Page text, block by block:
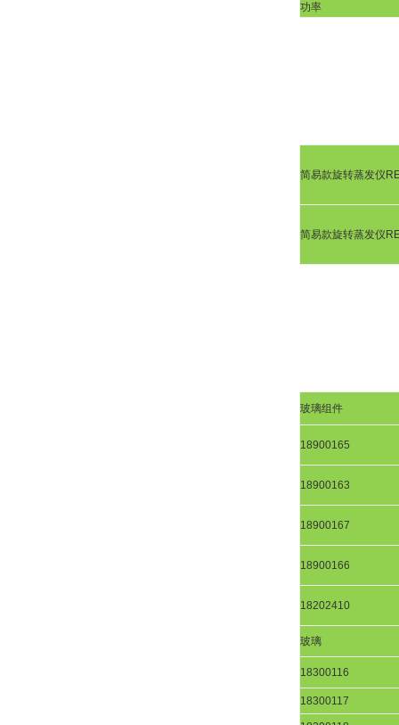
功率
简易款旋转蒸发仪
简易款旋转蒸发仪
玻璃组件
18900165
18900163
18900167
18900166
18202410
玻璃
18300116
18300117